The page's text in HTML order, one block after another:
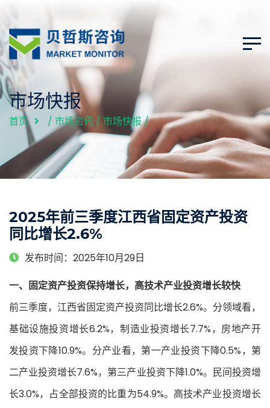
市场快报
首页 / 市场资讯/市场快报/
2025年前三季度江西省固定资产投资
同比增长2.6%
发布时间：2025年10月29日
一、固定资产投资保持增长，高技术产业投资增长较快
前三季度，江西省固定资产投资同比增长2.6%。分领域看，
基础设施投资增长6.2%，制造业投资增长7.7%，房地产开
发投资下降10.9%。分产业看，第一产业投资下降0.5%，第
二产业投资增长7.6%，第三产业投资下降1.0%。民间投资增
长3.0%，占全部投资的比重为54.9%。高技术产业投资增长